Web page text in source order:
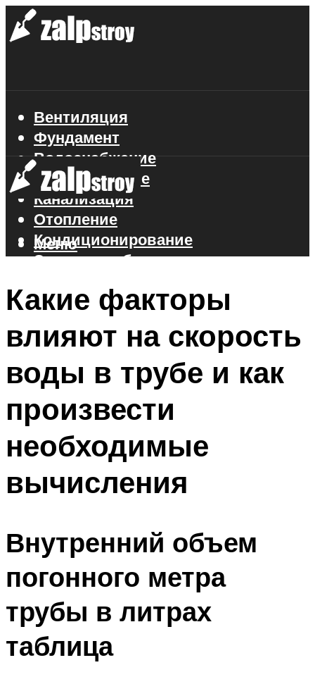
Вентиляция
Фундамент
Водоснабжение
Газоснабжение
Канализация
Отопление
Кондиционирование
Электроснабжение
Меню
Меню
Какие факторы
влияют на скорость
воды в трубе и как
произвести
необходимые
вычисления
Внутренний объем
погонного метра
трубы в литрах
таблица